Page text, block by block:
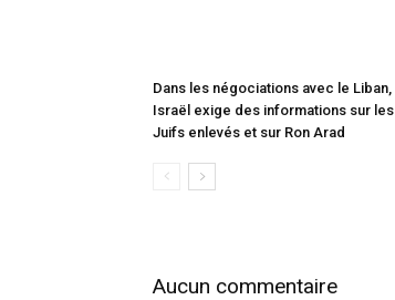
Dans les négociations avec le Liban,
Israël exige des informations sur les
Juifs enlevés et sur Ron Arad
Aucun commentaire